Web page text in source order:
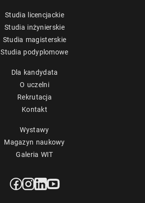
Studia licencjackie
Studia inżynierskie
Studia magisterskie
Studia podyplomowe
Dla kandydata
O uczelni
Rekrutacja
Kontakt
Wystawy
Magazyn naukowy
Galeria WIT